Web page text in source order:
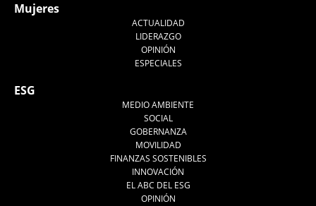
Mujeres
ACTUALIDAD
LIDERAZGO
OPINIÓN
ESPECIALES
ESG
MEDIO AMBIENTE
SOCIAL
GOBERNANZA
MOVILIDAD
FINANZAS SOSTENIBLES
INNOVACIÓN
EL ABC DEL ESG
OPINIÓN